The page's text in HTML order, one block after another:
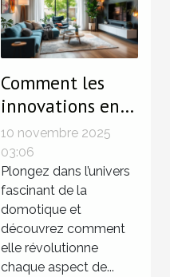
Comment les
innovations en
domotique
transforment-
elles l'habitat
moderne ?
10 novembre 2025
03:06
Plongez dans l’univers
fascinant de la
domotique et
découvrez comment
elle révolutionne
chaque aspect de...